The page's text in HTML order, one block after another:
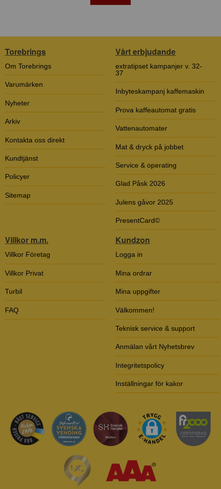
Torebrings
Om Torebrings
Varumärken
Nyheter
Arkiv
Kontakta oss direkt
Kundtjänst
Policyer
Sitemap
Vårt erbjudande
extratipset kampanjer v. 32-
37
Inbyteskampanj kaffemaskin
Prova kaffeautomat gratis
Vattenautomater
Mat & dryck på jobbet
Service & operating
Glad Påsk 2026
Julens gåvor 2025
PresentCard©
Villkor m.m.
Villkor Företag
Villkor Privat
Turbil
FAQ
Kundzon
Logga in
Mina ordrar
Mina uppgifter
Välkommen!
Teknisk service & support
Anmälan vårt Nyhetsbrev
Integritetspolicy
Inställningar för kakor